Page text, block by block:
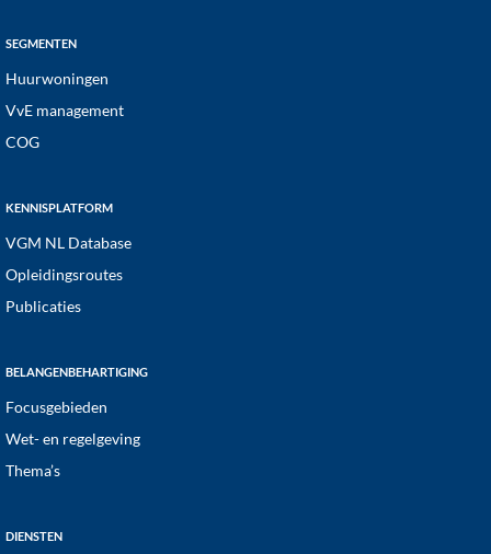
SEGMENTEN
Huurwoningen
VvE management
COG
KENNISPLATFORM
VGM NL Database
Opleidingsroutes
Publicaties
BELANGENBEHARTIGING
Focusgebieden
Wet- en regelgeving
Thema’s
DIENSTEN